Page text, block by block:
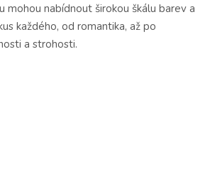
mohou nabídnout širokou škálu barev a
každého, od romantika, až po
a strohosti.